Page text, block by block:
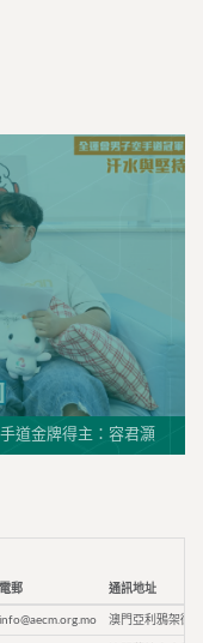
道金牌得主：容君灝
電郵 通訊地址
info@aecm.org.mo 澳門亞利鴉架街9